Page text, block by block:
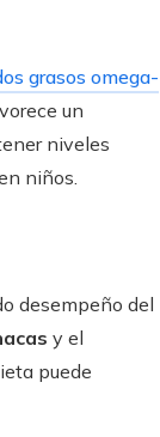
grasos omega-
un
niveles
niños.
desempeño del
y el
puede